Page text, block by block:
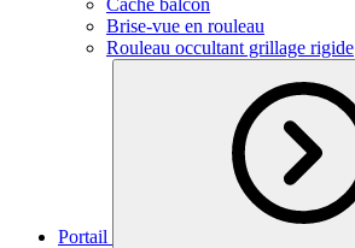
Cache balcon
Brise-vue en rouleau
Rouleau occultant grillage rigide
Portail